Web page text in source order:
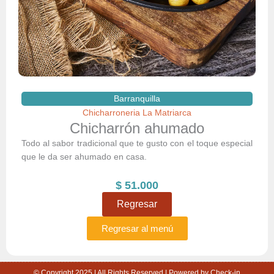
Barranquilla
Chicharroneria La Matriarca
Chicharrón ahumado
Todo al sabor tradicional que te gusto con el toque especial
que le da ser ahumado en casa.
$ 51.000
Regresar
Regresar al menú